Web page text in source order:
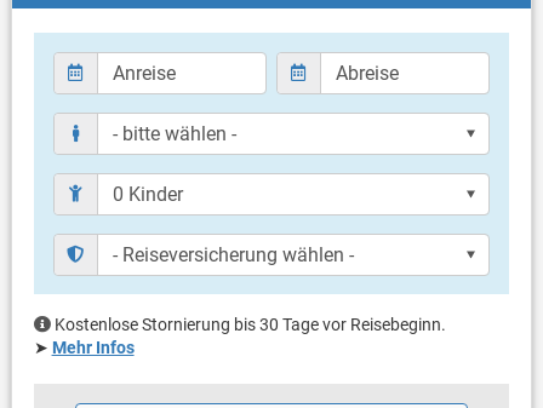
Kostenlose Stornierung bis 30 Tage vor Reisebeginn.
➤ Mehr Infos